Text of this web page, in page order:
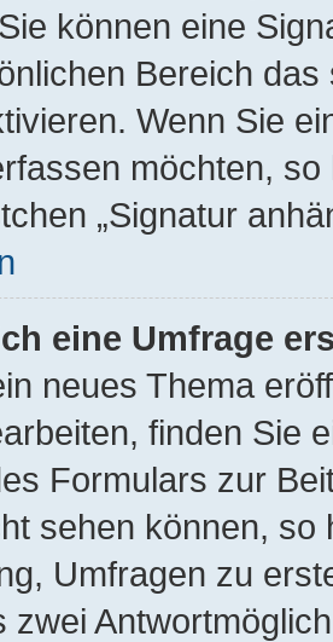
können eine
Bereich
Wenn Sie
möchten,
„Signatur
eine Umfrage
neues Thema
finden Sie
Formulars zur
sehen können,
Umfragen zu
zwei